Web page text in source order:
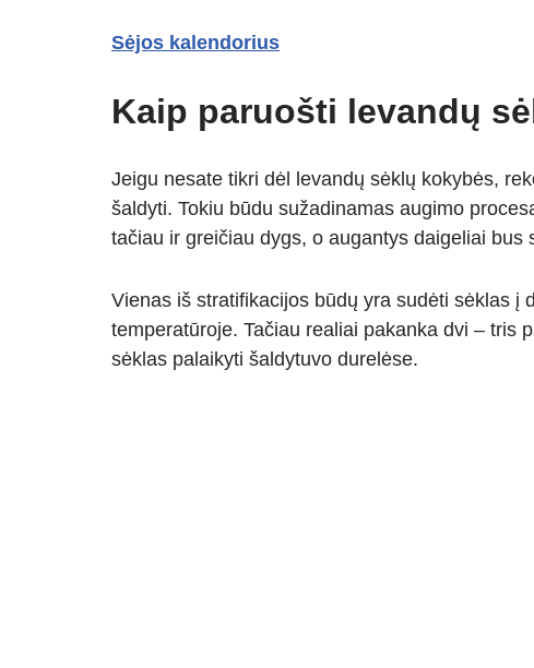
Sėjos kalendorius
Kaip paruošti levandų
Jeigu nesate tikri dėl levandų sėklų kokybės,
šaldyti. Tokiu būdu sužadinamas augimo
tačiau ir greičiau dygs, o augantys daigeliai bus
Vienas iš stratifikacijos būdų yra sudėti sėklas į
temperatūroje. Tačiau realiai pakanka dvi – tris
sėklas palaikyti šaldytuvo durelėse.